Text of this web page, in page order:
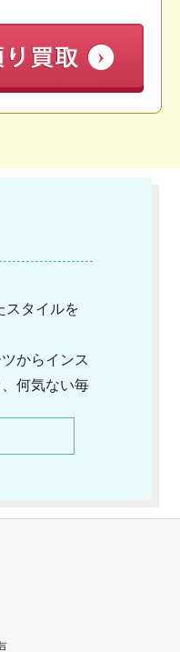
スタイルを
からインス
何気ない毎
ムまでが揃